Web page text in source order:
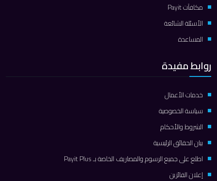
مكافآت Payit
الأسئلة الشائعة
المساعدة
روابط مفيدة
خدمات الأعمال
سياسة الخصوصية
الشروط والأحكام
بيان الحقائق الرئيسية
اطلع على جميع الرسوم والمصاريف الخاصة بـ Payit Plus
إعلان الفائزين